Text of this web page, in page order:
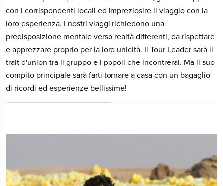
con i corrispondenti locali ed impreziosire il viaggio con la
loro esperienza. I nostri viaggi richiedono una
predisposizione mentale verso realtà differenti, da rispettare
e apprezzare proprio per la loro unicità. Il Tour Leader sarà il
trait d'union tra il gruppo e i popoli che incontrerai. Ma il suo
compito principale sarà farti tornare a casa con un bagaglio
di ricordi ed esperienze bellissime!